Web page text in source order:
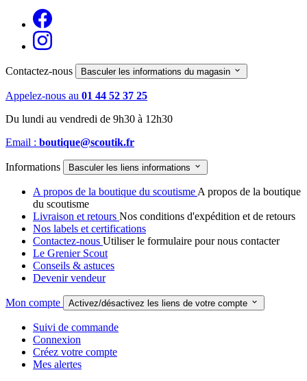
Contactez-nous Basculer les informations du magasin 
Appelez-nous au 01 44 52 37 25
Du lundi au vendredi de 9h30 à 12h30
Email : boutique@scoutik.fr
Informations Basculer les liens informations 
A propos de la boutique du scoutisme A propos de la boutique
du scoutisme
Livraison et retours Nos conditions d'expédition et de retours
Nos labels et certifications
Contactez-nous Utiliser le formulaire pour nous contacter
Le Grenier Scout
Conseils & astuces
Devenir vendeur
Mon compte Activez/désactivez les liens de votre compte 
Suivi de commande
Connexion
Créez votre compte
Mes alertes